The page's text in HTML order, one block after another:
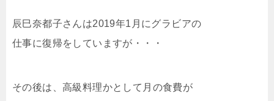
辰巳奈都子さんは2019年1月にグラビアの
仕事に復帰をしていますが・・・
その後は、高級料理かとして月の食費が